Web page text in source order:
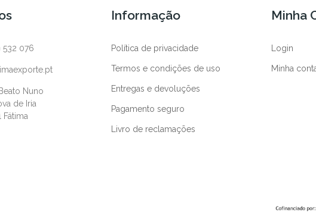
532 076
Nuno
de Iria
Fátima
Informação
Política de privacidade
Termos e condições de uso
Entregas e devoluções
Pagamento seguro
Livro de reclamações
Minha
Login
Minha